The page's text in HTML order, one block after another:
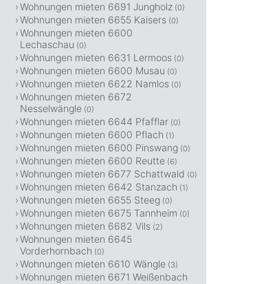
Wohnungen mieten 6691 Jungholz (0)
Wohnungen mieten 6655 Kaisers (0)
Wohnungen mieten 6600
Lechaschau (0)
Wohnungen mieten 6631 Lermoos (0)
Wohnungen mieten 6600 Musau (0)
Wohnungen mieten 6622 Namlos (0)
Wohnungen mieten 6672
Nesselwängle (0)
Wohnungen mieten 6644 Pfafflar (0)
Wohnungen mieten 6600 Pflach (1)
Wohnungen mieten 6600 Pinswang (0)
Wohnungen mieten 6600 Reutte (6)
Wohnungen mieten 6677 Schattwald (0)
Wohnungen mieten 6642 Stanzach (1)
Wohnungen mieten 6655 Steeg (0)
Wohnungen mieten 6675 Tannheim (0)
Wohnungen mieten 6682 Vils (2)
Wohnungen mieten 6645
Vorderhornbach (0)
Wohnungen mieten 6610 Wängle (3)
Wohnungen mieten 6671 Weißenbach